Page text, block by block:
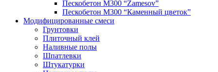
Пескобетон М300 “Zamesov”
Пескобетон М300 “Каменный цветок”
Модифицированные смеси
Грунтовки
Плиточный клей
Наливные полы
Шпатлевки
Штукатурки